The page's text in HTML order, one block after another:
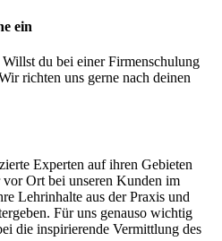
ein
Willst du bei einer Firmenschulung
richten uns gerne nach deinen
Experten auf ihren Gebieten
vor Ort bei unseren Kunden im
Lehrinhalte aus der Praxis und
Für uns genauso wichtig
die inspirierende Vermittlung des